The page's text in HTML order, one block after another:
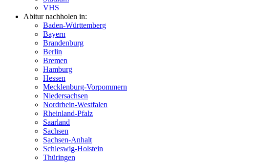
VHS
Abitur nachholen in:
Baden-Württemberg
Bayern
Brandenburg
Berlin
Bremen
Hamburg
Hessen
Mecklenburg-Vorpommern
Niedersachsen
Nordrhein-Westfalen
Rheinland-Pfalz
Saarland
Sachsen
Sachsen-Anhalt
Schleswig-Holstein
Thüringen